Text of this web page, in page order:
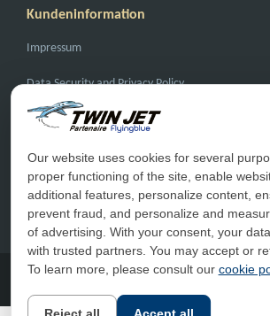
Kundeninformation
Impressum
Data Security and Privacy Policy
General Conditions of Carriage
General Conditions of Sale
Haufige Fragen
Kontakt
Our website uses cookies for several
proper functioning of the site, enable
additional features, personalize content,
prevent fraud, and personalize and
of advertising. With your consent, your
with trusted partners. You may accept or
To learn more, please consult our cookie